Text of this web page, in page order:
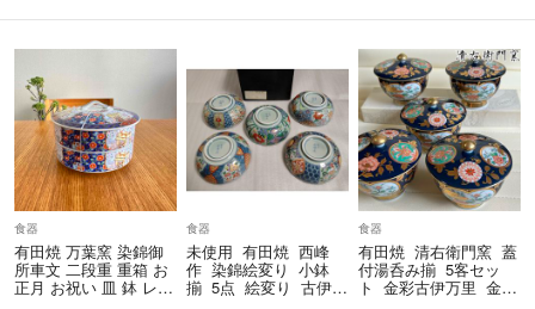
食器
有田焼 万葉窯 染錦御
所車文 二段重 重箱 お
正月 お祝い 皿 鉢 レト
食器
未使用 有田焼 西峰
作 染錦絵変り 小鉢
揃 5点 絵変り 古伊万
食器
有田焼 清右衛門窯 蓋
付湯呑み揃 5客セッ
ト 金彩古伊万里 金襴